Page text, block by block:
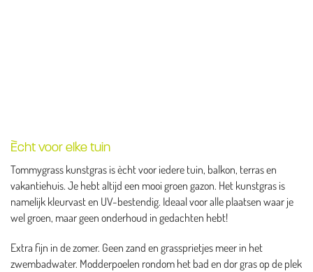
Ècht voor elke tuin
Tommygrass kunstgras is ècht voor iedere tuin, balkon, terras en
vakantiehuis. Je hebt altijd een mooi groen gazon. Het kunstgras is
namelijk kleurvast en UV-bestendig. Ideaal voor alle plaatsen waar je
wel groen, maar geen onderhoud in gedachten hebt!
Extra fijn in de zomer. Geen zand en grassprietjes meer in het
zwembadwater. Modderpoelen rondom het bad en dor gras op de plek